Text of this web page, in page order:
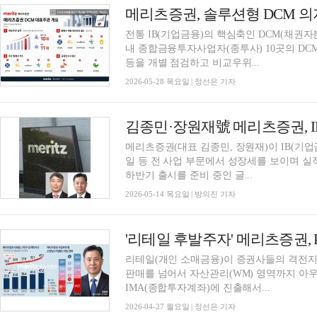
전통 IB(기업금융)의 핵심축인 DCM(채권
내 종합금융투자사업자(종투사) 10곳의
등을 개별 점검하고 비교우위...
2026-05-28 목요일 | 정선은 기자
메리츠증권(대표 김종민, 장원재)이 IB(기
일 등 전 사업 부문에서 성장세를 보이며
하반기 출시를 준비 중인 글...
2026-05-14 목요일 | 방의진 기자
리테일(개인 소매금융)이 증권사들의 격전
판매를 넘어서 자산관리(WM) 영역까지 아
IMA(종합투자계좌)에 진출해서...
2026-04-27 월요일 | 정선은 기자